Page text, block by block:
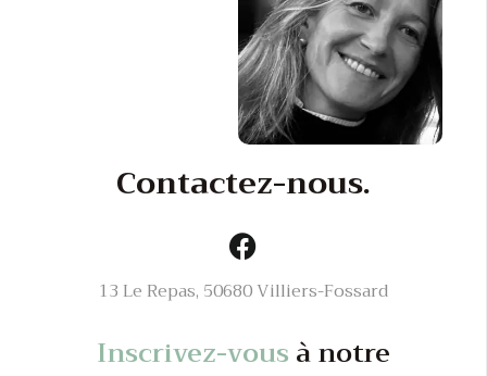
Contactez-nous.
13 Le Repas, 50680 Villiers-Fossard
Inscrivez-vousà notre